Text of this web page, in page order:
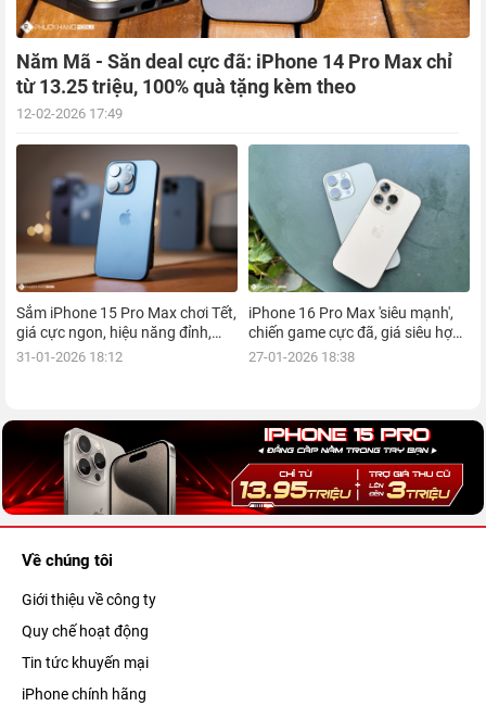
Năm Mã - Săn deal cực đã: iPhone 14 Pro Max chỉ
từ 13.25 triệu, 100% quà tặng kèm theo
12-02-2026 17:49
Sắm iPhone 15 Pro Max chơi Tết,
giá cực ngon, hiệu năng đỉnh,
kèm nhiều ưu đãi, mua ngay!
31-01-2026 18:12
iPhone 16 Pro Max 'siêu mạnh',
chiến game cực đã, giá siêu hợp
lý, mua ngay!
27-01-2026 18:38
Về chúng tôi
Giới thiệu về công ty
Quy chế hoạt động
Tin tức khuyến mại
iPhone chính hãng